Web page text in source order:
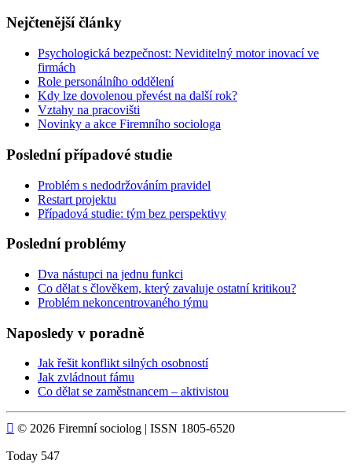
Nejčtenější články
Psychologická bezpečnost: Neviditelný motor inovací ve
firmách
Role personálního oddělení
Kdy lze dovolenou převést na další rok?
Vztahy na pracovišti
Novinky a akce Firemního sociologa
Poslední případové studie
Problém s nedodržováním pravidel
Restart projektu
Případová studie: tým bez perspektivy
Poslední problémy
Dva nástupci na jednu funkci
Co dělat s člověkem, který zavaluje ostatní kritikou?
Problém nekoncentrovaného týmu
Naposledy v poradně
Jak řešit konflikt silných osobností
Jak zvládnout fámu
Co dělat se zaměstnancem – aktivistou
 © 2026 Firemní sociolog | ISSN 1805-6520
Today 547